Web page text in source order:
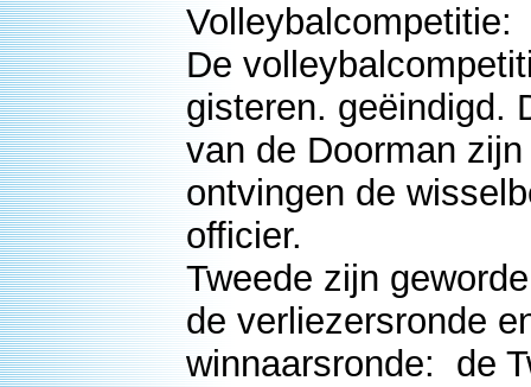
Volleybalcompetitie:
De
gisteren. geëindigd.
van de Doorman
ontvingen de
officier.
Tweede zijn
de verliezersronde
winnaarsronde: de